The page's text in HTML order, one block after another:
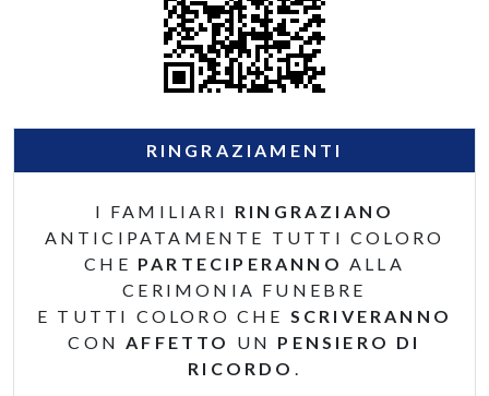
RINGRAZIAMENTI
I FAMILIARI RINGRAZIANO
ANTICIPATAMENTE TUTTI COLORO
CHE PARTECIPERANNO ALLA
CERIMONIA FUNEBRE
E TUTTI COLORO CHE SCRIVERANNO
CONAFFETTO UN PENSIERO DI
RICORDO .